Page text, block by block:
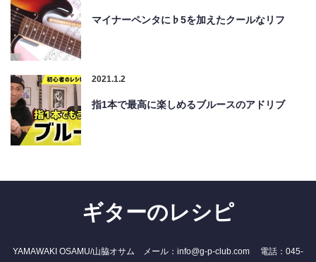
マイナーペンタに♭5を加えたクールなリフ
2021.1.2
指1本で最高に楽しめるブルースのアドリブ
ギターのレシピ
YAMAWAKI OSAMU/山脇オサム メール：info@g-p-club.com 電話：045-